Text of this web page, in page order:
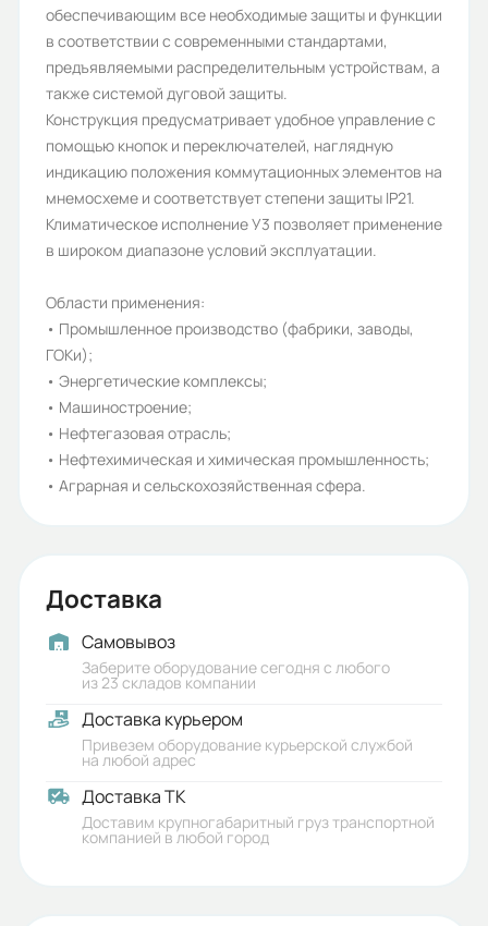
Степень защиты (IP):
21
Индикация:
Мнемосхема, Лампы
Устройства защиты:
Блок РЗА ESQ-100
Применение:
напряжением 6-10 кВ
Гарантия, лет:
1,5
Срок службы, лет:
30
Габариты (ШхВхГ, м):
0.8x1.1x2.36
обеспечивающим все необходимые защиты и функции
в соответствии с современными стандартами,
предъявляемыми распределительным устройствам, а
также системой дуговой защиты.
Конструкция предусматривает удобное управление с
помощью кнопок и переключателей, наглядную
индикацию положения коммутационных элементов на
мнемосхеме и соответствует степени защиты IP21.
Климатическое исполнение У3 позволяет применение
в широком диапазоне условий эксплуатации.
Области применения:
• Промышленное производство (фабрики, заводы,
ГОКи);
• Энергетические комплексы;
• Машиностроение;
• Нефтегазовая отрасль;
• Нефтехимическая и химическая промышленность;
• Аграрная и сельскохозяйственная сфера.
Доставка
Самовывоз
Заберите оборудование сегодня с любого
из 23 складов компании
Доставка курьером
Привезем оборудование курьерской службой
на любой адрес
Доставка ТК
Доставим крупногабаритный груз транспортной
компанией в любой город